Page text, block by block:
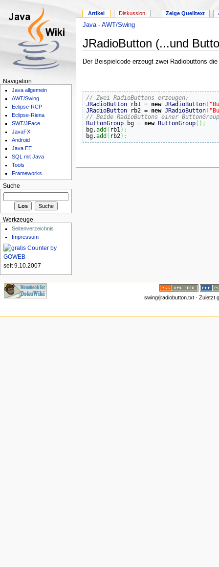
Java - AWT/Swing
JRadioButton (...und
Der Beispielcode erzeugt zwei Radiobuttons
// Zwei RadioButtons erzeugen:
JRadioButton rb1 = new JRadioButton(
JRadioButton rb2 = new JRadioButton(
// Beide RadioButtons einer
ButtonGroup bg = new ButtonGroup( ) ;
bg.add ( rb1) ;
bg.add ( rb2) ;
Artikel Diskussion Zeige Quelltext
Navigation
Java allgemein
AWT/Swing
Eclipse-RCP
Eclipse-Riena
SWT/JFace
JavaFX
Android
Java EE
SQL mit Java
Tools
Frameworks
Suche
Werkzeuge
Seitenverzeichnis
Impressum
seit 9.10.2007
swing/jradiobutton.txt · Zuletzt